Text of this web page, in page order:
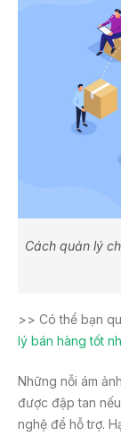
Cách quản lý
>> Có thể bạn
lý bán hàng tốt
Những nỗi ám
được đập tan
nghệ để hỗ trợ.